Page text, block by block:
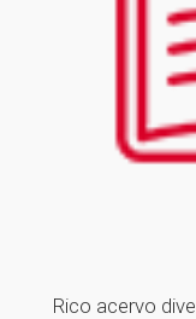
Rico acervo